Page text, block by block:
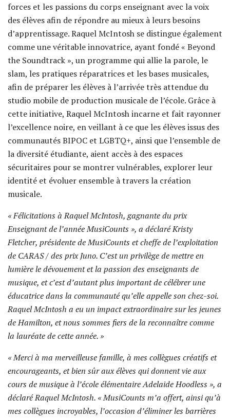
forces et les passions du corps enseignant avec la voix
des élèves afin de répondre au mieux à leurs besoins
d’apprentissage. Raquel McIntosh se distingue également
comme une véritable innovatrice, ayant fondé « Beyond
the Soundtrack », un programme qui allie la parole, le
slam, les pratiques réparatrices et les bases musicales,
afin de préparer les élèves à l’arrivée très attendue du
studio mobile de production musicale de l’école. Grâce à
cette initiative, Raquel McIntosh incarne et fait rayonner
l’excellence noire, en veillant à ce que les élèves issus des
communautés BIPOC et LGBTQ+, ainsi que l’ensemble de
la diversité étudiante, aient accès à des espaces
sécuritaires pour se montrer vulnérables, explorer leur
identité et évoluer ensemble à travers la création
musicale.
« Félicitations à Raquel McIntosh, gagnante du prix
Enseignant de l’année MusiCounts », a déclaré Kristy
Fletcher, présidente de MusiCounts et cheffe de l’exploitation
de CARAS / des prix Juno. C’est un privilège de mettre en
lumière le dévouement et la passion des enseignants de
musique, et c’est d’autant plus important de célébrer une
éducatrice dans la communauté qu’elle appelle son chez-soi.
Raquel McIntosh a eu un impact extraordinaire sur les jeunes
de Hamilton, et nous sommes fiers de la reconnaître comme
la lauréate de cette année. »
« Merci à ma merveilleuse famille, à mes collègues créatifs et
encourageants, et bien sûr aux élèves qui donnent vie aux
cours de musique à l’école élémentaire Adelaide Hoodless », a
déclaré Raquel McIntosh. « MusiCounts m’a offert, ainsi qu’à
mes collègues incroyables, l’occasion d’éliminer les barrières